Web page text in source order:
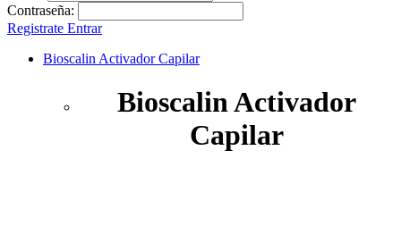
Contraseña:
Registrate Entrar
Bioscalin Activador Capilar
Bioscalin Activador
Capilar